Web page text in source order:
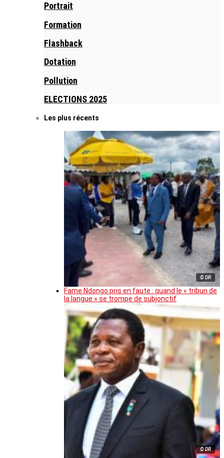
Portrait
Formation
Flashback
Dotation
Pollution
ELECTIONS 2025
Les plus récents
© DR
Fame Ndongo pris en faute : quand le « tribun de
la langue » se trompe de subjonctif
© DR